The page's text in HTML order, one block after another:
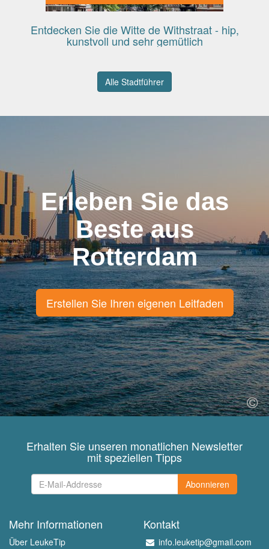
Entdecken Sie die Witte de Withstraat - hip,
kunstvoll und sehr gemütlich
Alle Stadtführer
Erleben Sie das
Beste aus
Rotterdam
Erstellen Sie Ihren eigenen Leitfaden
Erhalten Sie unseren monatlichen Newsletter
mit speziellen Tipps
Abonnieren
Mehr Informationen
Über LeukeTip
Kontakt
info.leuketip@gmail.com